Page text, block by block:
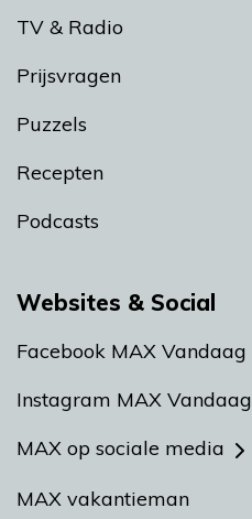
TV & Radio
Prijsvragen
Puzzels
Recepten
Podcasts
Websites & Social
Facebook MAX Vandaag
Instagram MAX Vandaag
MAX op sociale media
MAX vakantieman